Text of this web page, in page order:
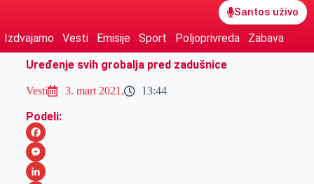
Santos uživo
Izdvajamo Vesti Emisije Sport Poljoprivreda
Zabava
Uređenje svih grobalja pred zadušnice
Vesti 3. mart 2021. 13:44
Podeli:
F
aM